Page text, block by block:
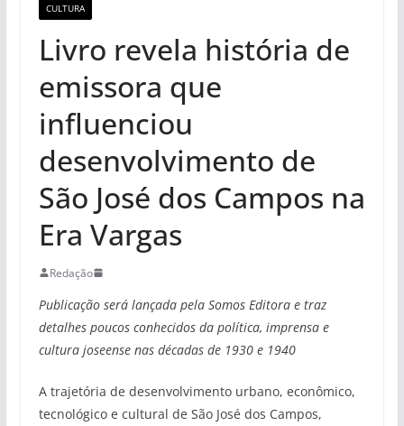
CULTURA
Livro revela história de
emissora que
influenciou
desenvolvimento de
São José dos Campos na
Era Vargas
Redação
Publicação será lançada pela Somos Editora e traz
detalhes poucos conhecidos da política, imprensa e
cultura joseense nas décadas de 1930 e 1940
A trajetória de desenvolvimento urbano, econômico,
tecnológico e cultural de São José dos Campos,